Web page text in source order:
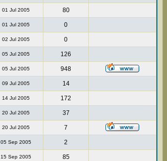
01 Jul 2005 80
01 Jul 2005 0
02 Jul 2005 0
05 Jul 2005 126
05 Jul 2005 948
09 Jul 2005 14
14 Jul 2005 172
20 Jul 2005 37
20 Jul 2005 7
05 Sep 2005 2
15 Sep 2005 85